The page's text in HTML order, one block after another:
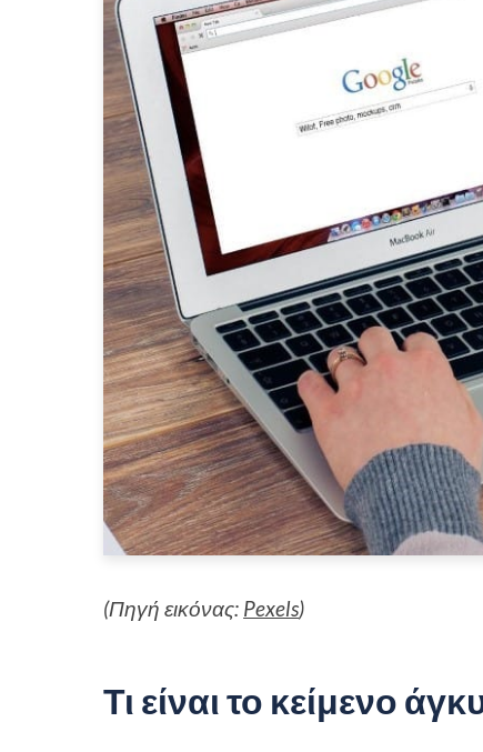
(Πηγή εικόνας: Pexels)
Τι είναι το κείμενο